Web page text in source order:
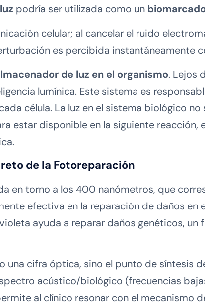
podría ser utilizada como un
celular; al cancelar el ruido
es percibida instantáneamente
de luz en el organismo. Lejos
lumínica. Este sistema es
célula. La luz en el sistema biológico
estar disponible en la siguiente reacción,
de la Fotoreparación
en torno a los 400 nanómetros, que
efectiva en la reparación de daños en
ayuda a reparar daños genéticos,
una cifra óptica, sino el punto de síntesis
acústico/biológico (frecuencias
al clínico resonar con el